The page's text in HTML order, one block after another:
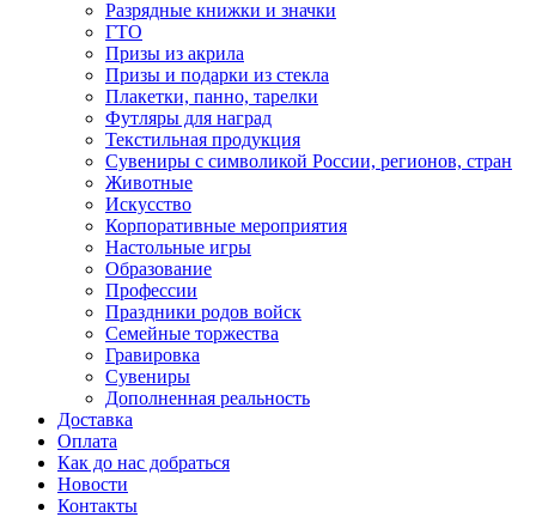
Разрядные книжки и значки
ГТО
Призы из акрила
Призы и подарки из стекла
Плакетки, панно, тарелки
Футляры для наград
Текстильная продукция
Сувениры с символикой России, регионов, стран
Животные
Искусство
Корпоративные мероприятия
Настольные игры
Образование
Профессии
Праздники родов войск
Семейные торжества
Гравировка
Сувениры
Дополненная реальность
Доставка
Оплата
Как до нас добраться
Новости
Контакты